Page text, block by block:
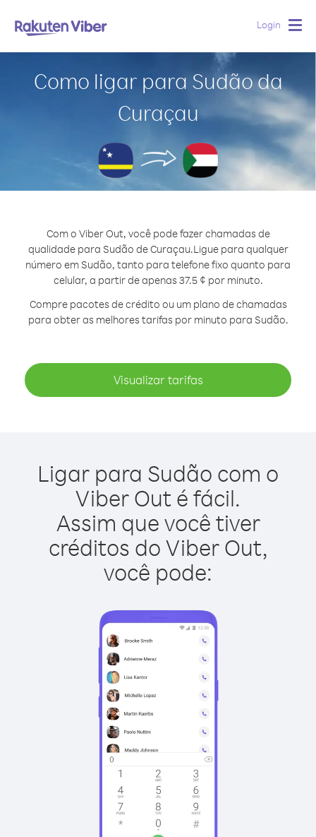
Login
Como ligar para Sudão da
Curaçau
Com o Viber Out, você pode fazer chamadas de
qualidade para Sudão de Curaçau.Ligue para qualquer
número em Sudão, tanto para telefone fixo quanto para
celular, a partir de apenas 37.5 ¢ por minuto.
Compre pacotes de crédito ou um plano de chamadas
para obter as melhores tarifas por minuto para Sudão.
Visualizar tarifas
Ligar para Sudão com o
Viber Out é fácil.
Assim que você tiver
créditos do Viber Out,
você pode: